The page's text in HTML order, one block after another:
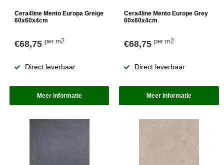
Cera4line Mento Europa Greige
60x60x4cm
€68,75 per m2
Direct leverbaar
Meer informatie
Cera4line Mento Europe Grey
60x60x4cm
€68,75per m2
Direct leverbaar
Meer informatie